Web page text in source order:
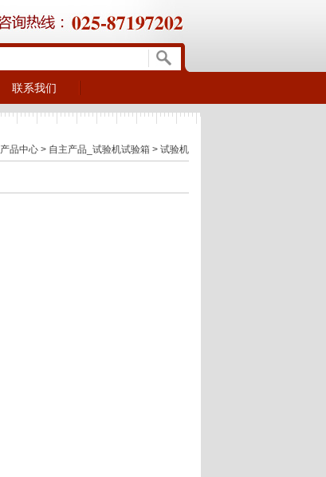
联系我们
> 联系方式
产品中心 > 自主产品_试验机试验箱 > 试验机